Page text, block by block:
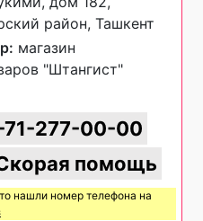
район, Ташкент
магазин
"Штангист"
277-00-00
помощь
нашли номер телефона на